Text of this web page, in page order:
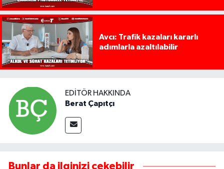
Avcı: Trafik kazaları kararlı
adımlarla azaltılabilir
EDITÖR HAKKINDA
Berat Çapıtçı
Bunlar da ilginizi çekebilir